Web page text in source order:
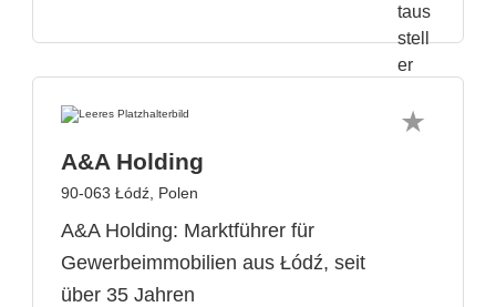
A&A Holding
90-063 Łódź, Polen
A&A Holding: Marktführer für
Gewerbeimmobilien aus Łódź, seit
über 35 Jahren